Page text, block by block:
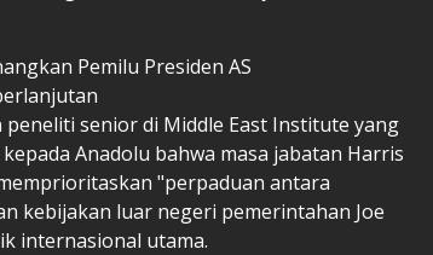
Pemilu Presiden AS
senior di Middle East Institute yang
Anadolu bahwa masa jabatan Harris
"perpaduan antara
kebijakan luar negeri pemerintahan Joe
internasional utama.